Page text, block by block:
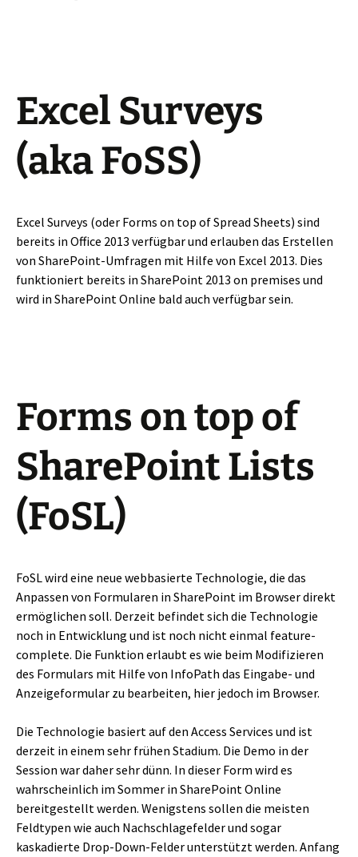
Excel Surveys
(aka FoSS)
Excel Surveys (oder Forms on top of Spread Sheets) sind
bereits in Office 2013 verfügbar und erlauben das Erstellen
von SharePoint-Umfragen mit Hilfe von Excel 2013. Dies
funktioniert bereits in SharePoint 2013 on premises und
wird in SharePoint Online bald auch verfügbar sein.
Forms on top of
SharePoint Lists
(FoSL)
FoSL wird eine neue webbasierte Technologie, die das
Anpassen von Formularen in SharePoint im Browser direkt
ermöglichen soll. Derzeit befindet sich die Technologie
noch in Entwicklung und ist noch nicht einmal feature-
complete. Die Funktion erlaubt es wie beim Modifizieren
des Formulars mit Hilfe von InfoPath das Eingabe- und
Anzeigeformular zu bearbeiten, hier jedoch im Browser.
Die Technologie basiert auf den Access Services und ist
derzeit in einem sehr frühen Stadium. Die Demo in der
Session war daher sehr dünn. In dieser Form wird es
wahrscheinlich im Sommer in SharePoint Online
bereitgestellt werden. Wenigstens sollen die meisten
Feldtypen wie auch Nachschlagefelder und sogar
kaskadierte Drop-Down-Felder unterstützt werden. Anfang